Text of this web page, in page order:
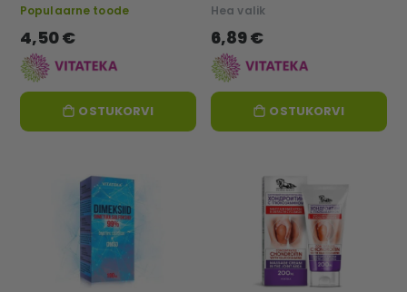
Populaarne toode
4,50 €
OSTUKORVI
Hea valik
6,89 €
OSTUKORVI